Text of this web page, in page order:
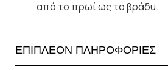
από το πρωί ως το βράδυ.
ΕΠΙΠΛΕΟΝ ΠΛΗΡΟΦΟΡΙΕΣ